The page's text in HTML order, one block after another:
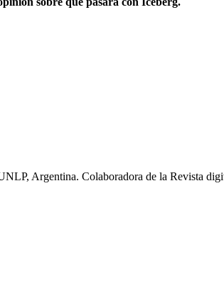
Argentina. Colaboradora de la Revista